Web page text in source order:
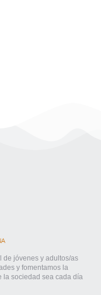
de jóvenes y adultos/as
y fomentamos la
la sociedad sea cada día